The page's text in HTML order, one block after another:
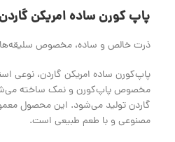
پاپ‌ کورن ساده امریکن گاردن
ذرت خالص و ساده، مخصوص
پاپ‌کورن ساده امریکن گاردن،
مخصوص پاپ‌کورن و نمک ساخته
گاردن تولید می‌شود. این محصول
مصنوعی و با طعم طبیعی است.